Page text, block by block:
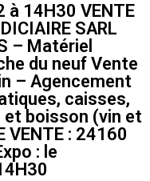
à 14H30 VENTE
SARL
– Matériel
du neuf Vente
– Agencement
caisses,
boisson (vin et
VENTE : 24160
: le